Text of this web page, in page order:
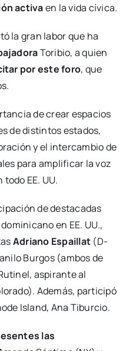
activaen la vida cívica.
la gran labor que ha
Toribio, a quien
por este foro, que
de crear espacios
de distintos estados,
y el intercambio de
para amplificar la voz
EE. UU.
de destacadas
en EE. UU.,
Adriano Espaillat (D-
Burgos (ambos de
aspirante al
Además, participó
Island, Ana Tiburcio.
las